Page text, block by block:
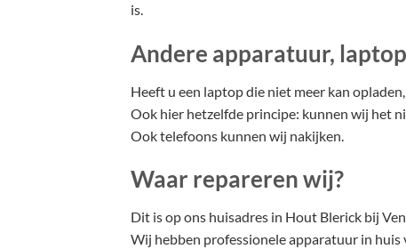
is.
Andere apparatuur,
Heeft u een laptop die niet meer kan
Ook hier hetzelfde principe: kunnen wij het
Ook telefoons kunnen wij nakijken.
Waar repareren wij?
Dit is op ons huisadres in Hout Blerick bij
Wij hebben professionele apparatuur in